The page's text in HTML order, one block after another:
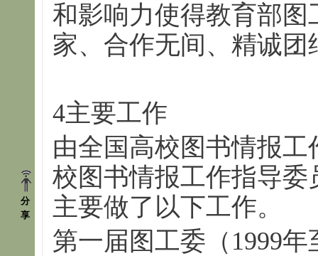
分
享
和影响力使得教育部
家、合作无间、精诚
4主要工作
由全国高校图书情报
校图书情报工作指导
主要做了以下工作。
第一届图工委（1999